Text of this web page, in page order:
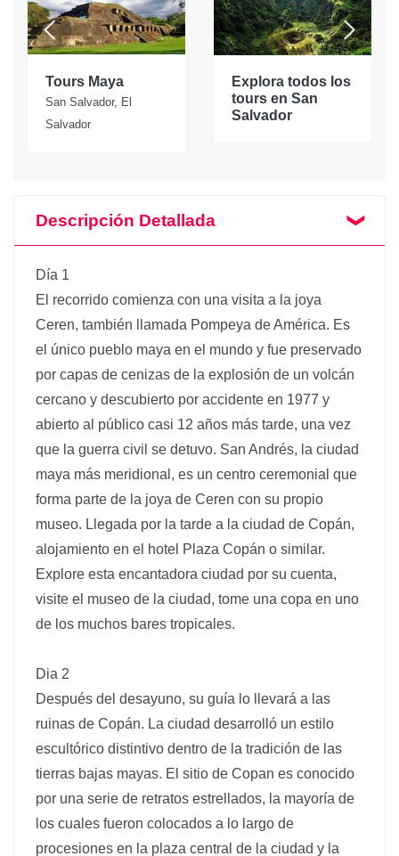
Tours Maya
San Salvador, El
Salvador
Explora todos los
tours en San
Salvador
Descripción Detallada
Día 1
El recorrido comienza con una visita a la joya
Ceren, también llamada Pompeya de América. Es
el único pueblo maya en el mundo y fue preservado
por capas de cenizas de la explosión de un volcán
cercano y descubierto por accidente en 1977 y
abierto al público casi 12 años más tarde, una vez
que la guerra civil se detuvo. San Andrés, la ciudad
maya más meridional, es un centro ceremonial que
forma parte de la joya de Ceren con su propio
museo. Llegada por la tarde a la ciudad de Copán,
alojamiento en el hotel Plaza Copán o similar.
Explore esta encantadora ciudad por su cuenta,
visite el museo de la ciudad, tome una copa en uno
de los muchos bares tropicales.
Dia 2
Después del desayuno, su guía lo llevará a las
ruinas de Copán. La ciudad desarrolló un estilo
escultórico distintivo dentro de la tradición de las
tierras bajas mayas. El sitio de Copan es conocido
por una serie de retratos estrellados, la mayoría de
los cuales fueron colocados a lo largo de
procesiones en la plaza central de la ciudad y la